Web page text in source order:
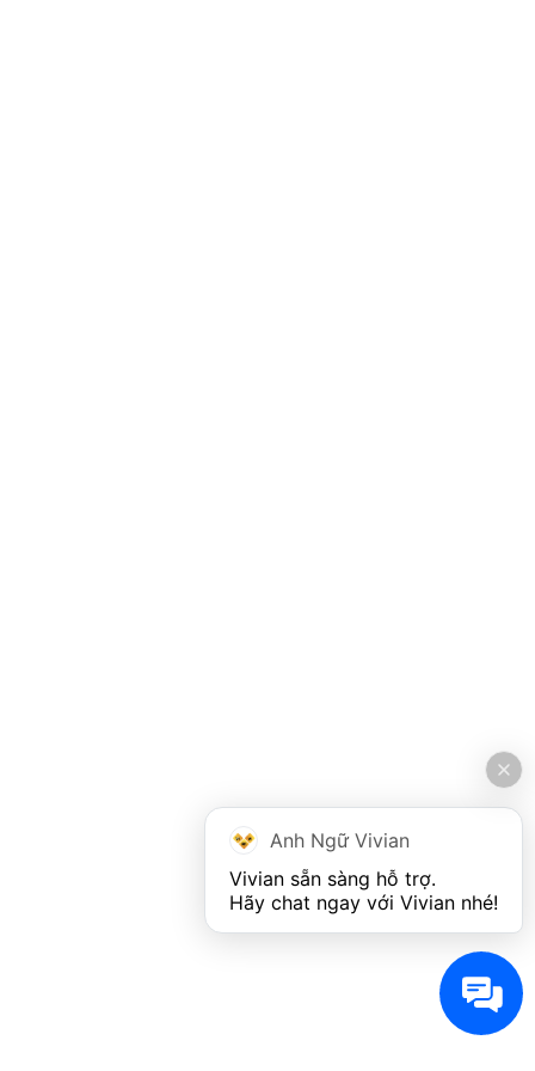
Anh Ngữ Vivian
Vivian sẵn sàng hỗ trợ.
Hãy chat ngay với Vivian nhé!